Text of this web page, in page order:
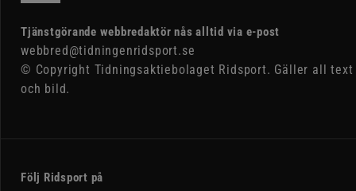
Tjänstgörande webbredaktör nås alltid via e-post
webbred@tidningenridsport.se
© Copyright Tidningsaktiebolaget Ridsport. Gäller all text
och bild.
Följ Ridsport på